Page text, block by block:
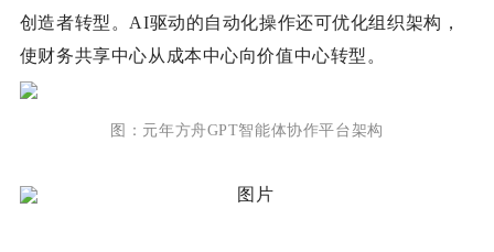
创造者转型。AI驱动的自动化操作还可优化组织架构，
使财务共享中心从成本中心向价值中心转型。
图：元年方舟GPT智能体协作平台架构